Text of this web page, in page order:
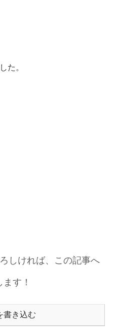
た。
しければ、この記事へ
す！
書き込む